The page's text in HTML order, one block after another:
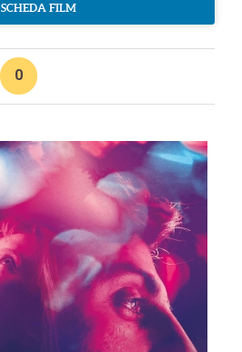
SCHEDA FILM
0